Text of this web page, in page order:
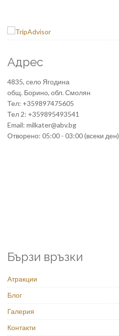
Адрес
4835, село Ягодина
общ. Борино, обл. Смолян
Тел: +359897475605
Тел 2: +359895493541
Email: milkater@abv.bg
Отворено: 05:00 - 03:00 (всеки ден)
Бързи връзки
Атракции
Блог
Галерия
Контакти